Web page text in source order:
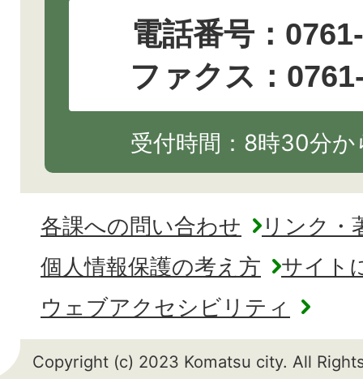
電話番号：
ファクス：
受付時間：8時30分
各課への問い合わせ
リンク・
個人情報保護の考え方
サイト
ウェブアクセシビリティ
Copyright (c) 2023 Komatsu city. All